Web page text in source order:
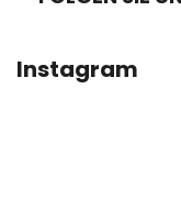
Instagram